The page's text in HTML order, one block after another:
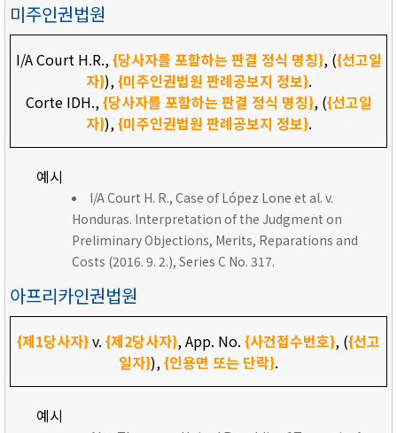
미주인권법원
I/A Court H.R.,{당사자를 포함하는 판결 정식 명칭}, ({선고일
자}),{미주인권법원 판례공보지 정보}.
Corte IDH.,{당사자를 포함하는 판결 정식 명칭}, ({선고일
자}),{미주인권법원 판례공보지 정보}.
예시
I/A Court H. R., Case of López Lone et al. v.
Honduras. Interpretation of the Judgment on
Preliminary Objections, Merits, Reparations and
Costs (2016. 9. 2.), Series C No. 317.
아프리카인권법원
{제1당사자}v. {제2당사자}, App. No. {사건접수번호}, ({선고
일자}),{인용면 또는 단락}.
예시